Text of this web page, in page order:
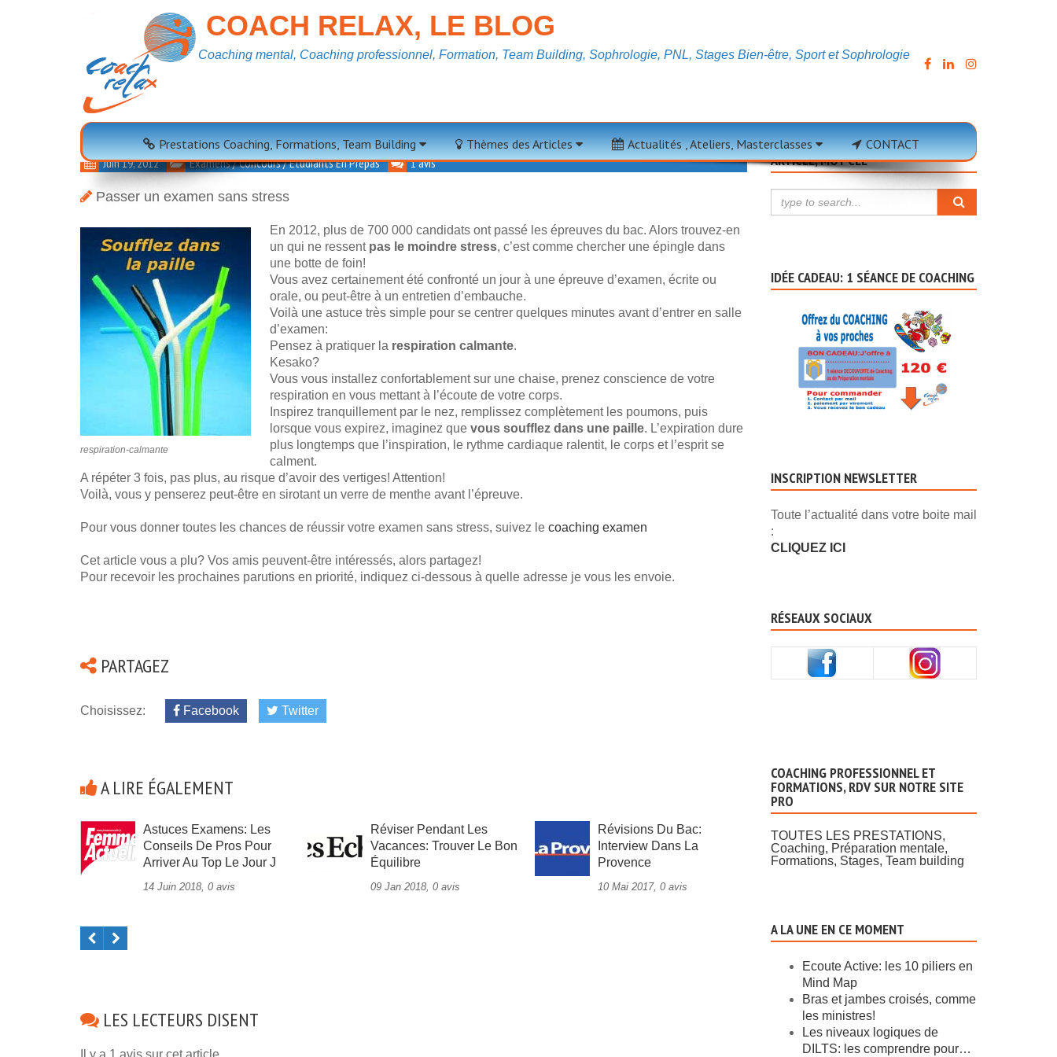
COACH RELAX, LE BLOG
Coaching mental, Coaching professionnel, Formation, Team Building, Sophrologie, PNL, Stages Bien-être, Sport et Sophrologie
Prestations Coaching, Formations, Team Building Thèmes des Articles Actualités , Ateliers, Masterclasses CONTACT
Passer Un Examen Sans Stress
Juin 19, 2012 Examens / Concours / Etudiants En Prépas 1 avis
Passer un examen sans stress
respiration-calmante
En 2012, plus de 700 000 candidats ont passé les épreuves du bac. Alors trouvez-en
un qui ne ressent pas le moindre stress, c’est comme chercher une épingle dans
une botte de foin!
Vous avez certainement été confronté un jour à une épreuve d’examen, écrite ou
orale, ou peut-être à un entretien d’embauche.
Voilà une astuce très simple pour se centrer quelques minutes avant d’entrer en salle
d’examen:
Pensez à pratiquer la respiration calmante.
Kesako?
Vous vous installez confortablement sur une chaise, prenez conscience de votre
respiration en vous mettant à l’écoute de votre corps.
Inspirez tranquillement par le nez, remplissez complètement les poumons, puis
lorsque vous expirez, imaginez que vous soufflez dans une paille. L’expiration dure
plus longtemps que l’inspiration, le rythme cardiaque ralentit, le corps et l’esprit se
calment.
A répéter 3 fois, pas plus, au risque d’avoir des vertiges! Attention!
Voilà, vous y penserez peut-être en sirotant un verre de menthe avant l’épreuve.
Pour vous donner toutes les chances de réussir votre examen sans stress, suivez le coaching examen
Cet article vous a plu? Vos amis peuvent-être intéressés, alors partagez!
Pour recevoir les prochaines parutions en priorité, indiquez ci-dessous à quelle adresse je vous les envoie.
PARTAGEZ
Choisissez: Facebook Twitter
A LIRE ÉGALEMENT
Astuces Examens: Les
Conseils De Pros Pour
Arriver Au Top Le Jour J
14 Juin 2018, 0 avis
Réviser Pendant Les
Vacances: Trouver Le Bon
Équilibre
09 Jan 2018, 0 avis
Révisions Du Bac:
Interview Dans La
Provence
10 Mai 2017, 0 avis
Planning De Révision
Pour Le Bac: 5 Points
Clés Pour Organiser Ses
LES LECTEURS DISENT
ARTICLE, MOT CLÉ
IDÉE CADEAU: 1 SÉANCE DE COACHING
INSCRIPTION NEWSLETTER
Toute l’actualité dans votre boite mail
:
CLIQUEZ ICI
RÉSEAUX SOCIAUX
COACHING PROFESSIONNEL ET
FORMATIONS, RDV SUR NOTRE SITE
PRO
TOUTES LES PRESTATIONS,
Coaching, Préparation mentale,
Formations, Stages, Team building
A LA UNE EN CE MOMENT
Ecoute Active: les 10 piliers en
Mind Map
Bras et jambes croisés, comme
les ministres!
Les niveaux logiques de
DILTS: les comprendre pour…